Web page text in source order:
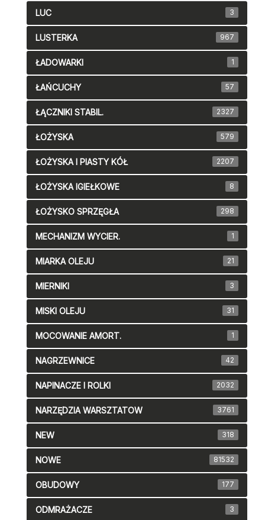
LUC 3
LUSTERKA 967
ŁADOWARKI 1
ŁAŃCUCHY 57
ŁĄCZNIKI STABIL. 2327
ŁOŻYSKA 579
ŁOŻYSKA I PIASTY KÓŁ 2207
ŁOŻYSKA IGIEŁKOWE 8
ŁOŻYSKO SPRZĘGŁA 298
MECHANIZM WYCIER. 1
MIARKA OLEJU 21
MIERNIKI 3
MISKI OLEJU 31
MOCOWANIE AMORT. 1
NAGRZEWNICE 42
NAPINACZE I ROLKI 2032
NARZĘDZIA WARSZTATOW 3761
NEW 318
NOWE 81532
OBUDOWY 177
ODMRAŻACZE 3